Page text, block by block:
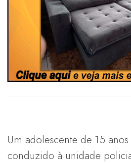
Um adolescente de 15
conduzido à unidade